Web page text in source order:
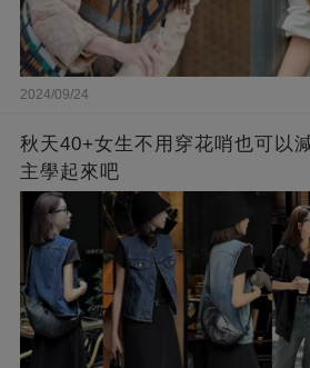
2024/09/24
秋天40+女生不用穿花哨也可以
主學起來吧